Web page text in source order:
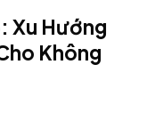
Xu Hướng
Không